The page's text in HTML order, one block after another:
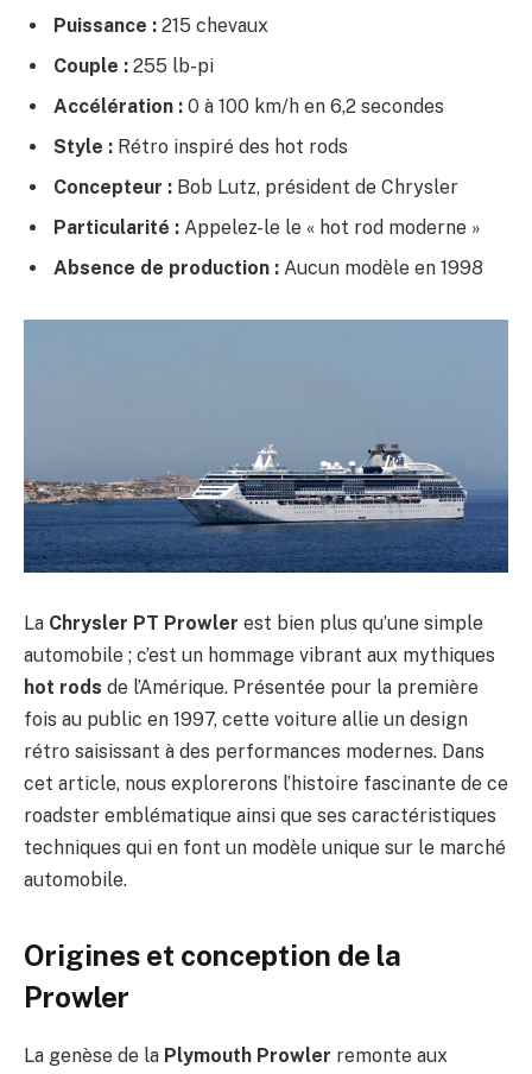
Puissance : 215 chevaux
Couple : 255 lb-pi
Accélération : 0 à 100 km/h en 6,2 secondes
Style : Rétro inspiré des hot rods
Concepteur : Bob Lutz, président de Chrysler
Particularité : Appelez-le le « hot rod moderne »
Absence de production : Aucun modèle en 1998
La Chrysler PT Prowler est bien plus qu’une simple
automobile ; c’est un hommage vibrant aux mythiques
hot rods de l’Amérique. Présentée pour la première
fois au public en 1997, cette voiture allie un design
rétro saisissant à des performances modernes. Dans
cet article, nous explorerons l’histoire fascinante de ce
roadster emblématique ainsi que ses caractéristiques
techniques qui en font un modèle unique sur le marché
automobile.
Origines et conception de la
Prowler
La genèse de la Plymouth Prowler remonte aux